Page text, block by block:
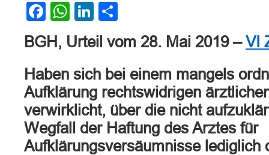
Facebook
WhatsApp
LinkedIn
BGH, Urteil vom 28. Mai 2019 –VI
Haben sich bei einem mangels
Aufklärung rechtswidrigen
verwirklicht, über die nicht
Wegfall der Haftung des Arztes für
Aufklärungsversäumnisse lediglich